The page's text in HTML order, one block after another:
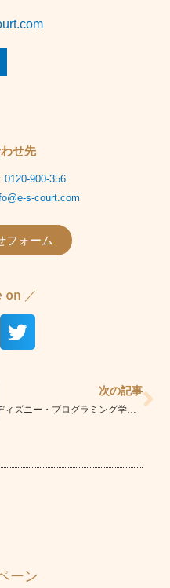
ーン
せ先
0120-900-356
s-court.com
フォーム
on ／
次の記事
ディズニー・プログラミング学習教材「テクノロジア魔法学校」を導入します